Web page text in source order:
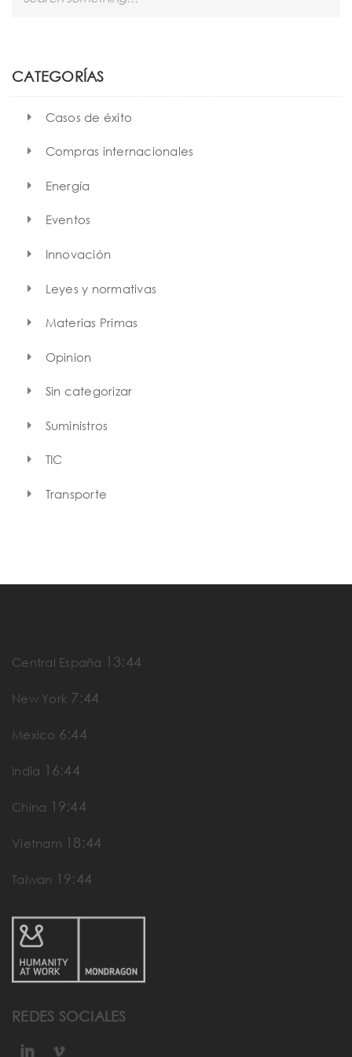
h
CATEGORÍAS
Casos de éxito
Compras internacionales
Energía
Eventos
Innovación
Leyes y normativas
Materias Primas
Opinion
Sin categorizar
Suministros
TIC
Transporte
Central España 13:44
New York 7:44
Mexico 6:44
India 16:44
China 19:44
Vietnam 18:44
Taiwan 19:44
REDES SOCIALES